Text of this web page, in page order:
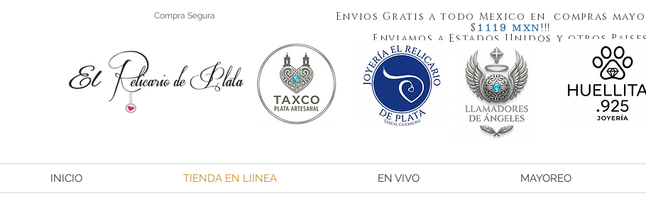
Compra Segura
Envios Gratis a todo Mexico en compras
$ 1119 MXN!!!
Enviamos a Estados Unidos y otros Paises
INICIO TIENDA EN LIINEA EN VIVO MAYOREO